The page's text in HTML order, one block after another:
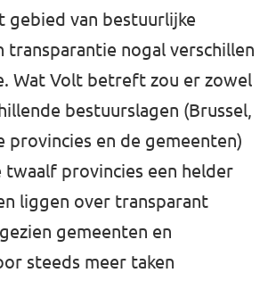
gebied van bestuurlijke
nogal verschillen
Wat Volt betreft zou er zowel
bestuurslagen (Brussel,
provincies en de gemeenten)
twaalf provincies een helder
liggen over transparant
gemeenten en
steeds meer taken